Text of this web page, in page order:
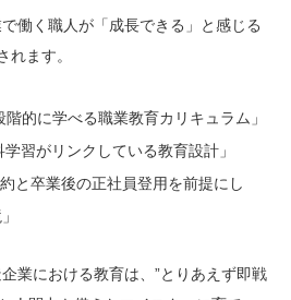
働く職人が「成長できる」と感じる
れます。
的に学べる職業教育カリキュラム」
習がリンクしている教育設計」
と卒業後の正社員登用を前提にし
業における教育は、”とりあえず即戦